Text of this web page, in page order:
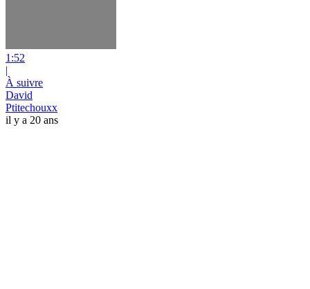
1:52
|
À suivre
David
Ptitechouxx
il y a 20 ans